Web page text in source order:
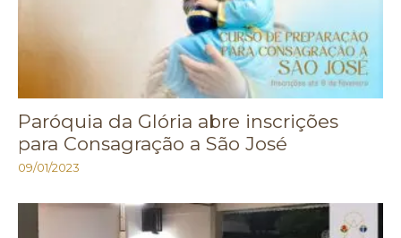
Paróquia da Glória abre inscrições
para Consagração a São José
09/01/2023